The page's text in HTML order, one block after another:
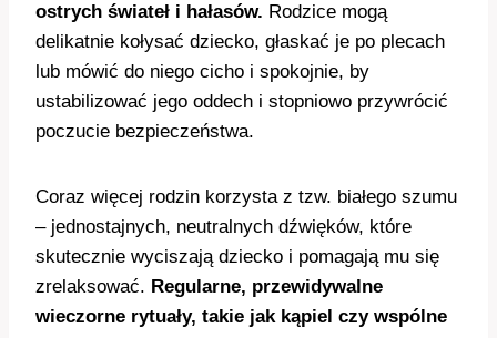
ostrych świateł i hałasów. Rodzice mogą
delikatnie kołysać dziecko, głaskać je po plecach
lub mówić do niego cicho i spokojnie, by
ustabilizować jego oddech i stopniowo przywrócić
poczucie bezpieczeństwa.
Coraz więcej rodzin korzysta z tzw. białego szumu
– jednostajnych, neutralnych dźwięków, które
skutecznie wyciszają dziecko i pomagają mu się
zrelaksować. Regularne, przewidywalne
wieczorne rytuały, takie jak kąpiel czy wspólne